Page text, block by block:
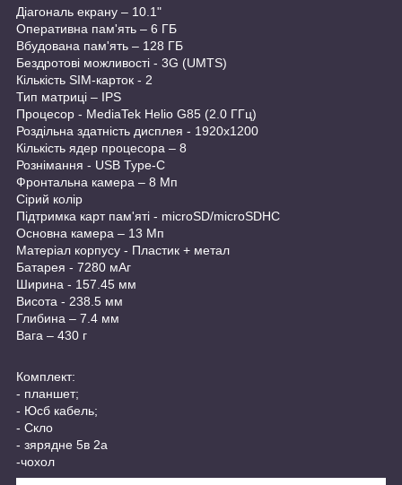
Діагональ екрану – 10.1"
Оперативна пам'ять – 6 ГБ
Вбудована пам'ять – 128 ГБ
Бездротові можливості - 3G (UMTS)
Кількість SIM-карток - 2
Тип матриці – IPS
Процесор - MediaTek Helio G85 (2.0 ГГц)
Роздільна здатність дисплея - 1920х1200
Кількість ядер процесора – 8
Рознімання - USB Type-C
Фронтальна камера – 8 Мп
Сірий колір
Підтримка карт пам'яті - microSD/microSDHC
Основна камера – 13 Мп
Матеріал корпусу - Пластик + метал
Батарея - 7280 мАг
Ширина - 157.45 мм
Висота - 238.5 мм
Глибина – 7.4 мм
Вага – 430 г
Комплект:
- планшет;
- Юсб кабель;
- Скло
- зярядне 5в 2а
-чохол